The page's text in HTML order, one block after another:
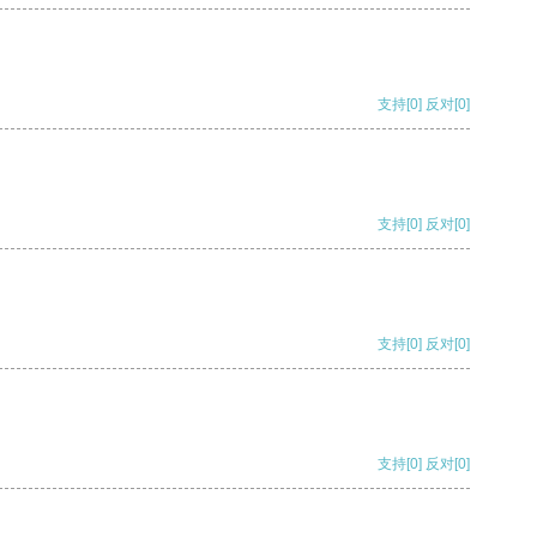
支持[0] 反对[0]
支持[0] 反对[0]
支持[0] 反对[0]
支持[0] 反对[0]